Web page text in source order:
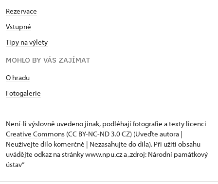
Rezervace
Vstupné
Tipy na výlety
MOHLO BY VÁS ZAJÍMAT
O hradu
Fotogalerie
Není-li výslovně uvedeno jinak, podléhají fotografie a texty licenci
Creative Commons (CC BY-NC-ND 3.0 CZ) (Uveďte autora |
Neužívejte dílo komerčně | Nezasahujte do díla). Při užití obsahu
uvádějte odkaz na stránky www.npu.cz a „zdroj: Národní památkový
ústav“